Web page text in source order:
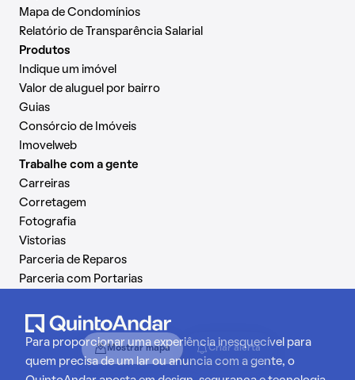
Mostrar mapa Criar alerta
Mapa de Condomínios
Relatório de Transparência Salarial
Produtos
Indique um imóvel
Valor de aluguel por bairro
Guias
Consórcio de Imóveis
Imovelweb
Trabalhe com a gente
Carreiras
Corretagem
Fotografia
Vistorias
Parceria de Reparos
Parceria com Portarias
Para proporcionar uma experiência inesquecível para
quem precisa de um lar ou anuncia com a gente, o